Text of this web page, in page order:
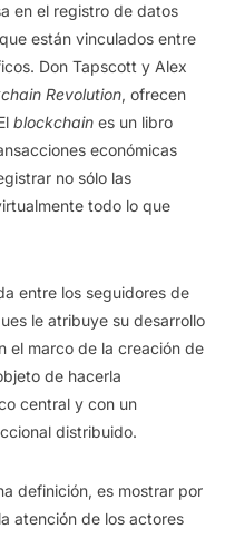
en el registro de datos
están vinculados entre
Don Tapscott y Alex
Revolution, ofrecen
blockchain es un libro
económicas
no sólo las
todo lo que
entre los seguidores de
le atribuye su desarrollo
el marco de la creación de
de hacerla
central y con un
distribuido.
definición, es mostrar por
atención de los actores